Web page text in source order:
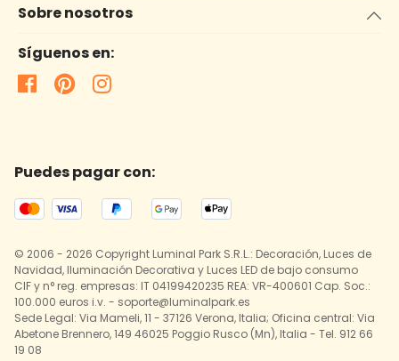
Sobre nosotros
Síguenos en:
Puedes pagar con:
© 2006 - 2026 Copyright Luminal Park S.R.L.: Decoración, Luces de
Navidad, Iluminación Decorativa y Luces LED de bajo consumo
CIF y n° reg. empresas: IT 04199420235 REA: VR-400601 Cap. Soc.:
100.000 euros i.v. - soporte@luminalpark.es
Sede Legal: Via Mameli, 11 - 37126 Verona, Italia; Oficina central: Via
Abetone Brennero, 149 46025 Poggio Rusco (Mn), Italia - Tel. 912 66
19 08